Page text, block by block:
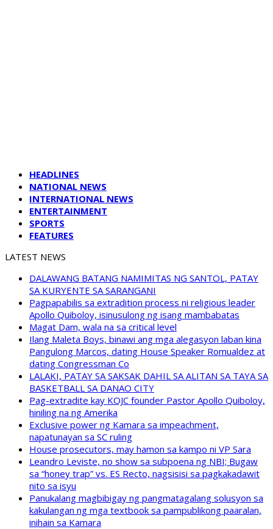
HEADLINES
NATIONAL NEWS
INTERNATIONAL NEWS
ENTERTAINMENT
SPORTS
FEATURES
LATEST NEWS
DALAWANG BATANG NAMIMITAS NG SANTOL, PATAY
SA KURYENTE SA SARANGANI
Pagpapabilis sa extradition process ni religious leader
Apollo Quiboloy, isinusulong ng isang mambabatas
Magat Dam, wala na sa critical level
Ilang Maleta Boys, binawi ang mga alegasyon laban kina
Pangulong Marcos, dating House Speaker Romualdez at
dating Congressman Co
LALAKI, PATAY SA SAKSAK DAHIL SA ALITAN SA TAYA SA
BASKETBALL SA DANAO CITY
Pag-extradite kay KOJC founder Pastor Apollo Quiboloy,
hiniling na ng Amerika
Exclusive power ng Kamara sa impeachment,
napatunayan sa SC ruling
House prosecutors, may hamon sa kampo ni VP Sara
Leandro Leviste, no show sa subpoena ng NBI; Bugaw
sa “honey trap” vs. ES Recto, nagsisisi sa pagkakadawit
nito sa isyu
Panukalang magbibigay ng pangmatagalang solusyon sa
kakulangan ng mga textbook sa pampublikong paaralan,
inihain sa Kamara